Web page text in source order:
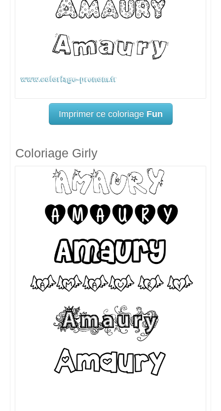
Imprimer ce coloriage Fun
Coloriage Girly